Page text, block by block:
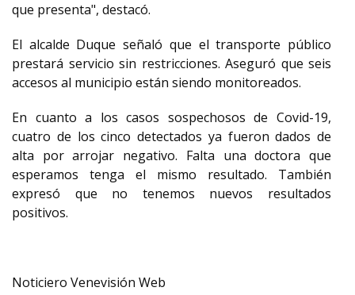
que presenta", destacó.
El alcalde Duque señaló que el transporte público
prestará servicio sin restricciones. Aseguró que seis
accesos al municipio están siendo monitoreados.
En cuanto a los casos sospechosos de Covid-19,
cuatro de los cinco detectados ya fueron dados de
alta por arrojar negativo. Falta una doctora que
esperamos tenga el mismo resultado. También
expresó que no tenemos nuevos resultados
positivos.
Noticiero Venevisión Web